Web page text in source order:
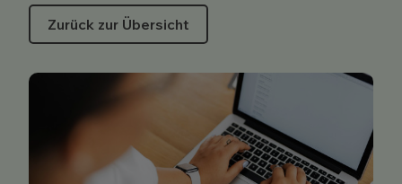
Zurück zur Übersicht